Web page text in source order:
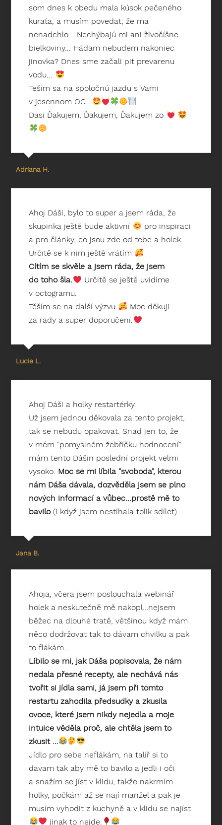
som dnes k obedu mala kúsok pečeného
kuraťa, a musím povedat, že ma
nenadchlo... Nechýbajú mi ani živočíšne
bielkoviny... Hádam nebudem nakoniec
jinovka? Dnes sme začali pit prevarenu
vodu...
Teším sa na spoločnú jazdu s Vami
v jesennom OG...
Dasi Ďakujem, Ďakujem, Ďakujem zo
Adriana H.
Ahoj Dáši, bylo to super a jsem ráda, že
skupinka ještě bude aktivní
pro inspiraci
a pro články, co jsou zde od tebe a holek.
Určitě se k nim ještě vrátím
Cítím se skvěle a jsem ráda, že jsem
do toho šla.
Určitě se ještě uvidíme
v octogramu.
Těším se na další výzvu
Moc děkuji
za rady a super doporučení.
Lucie L.
Ahoj Dáši a holky restartérky.
Už jsem jednou děkovala za tento projekt,
tak se nebudu opakovat. Snad jen to, že
v mém "pomyslném žebříčku hodnocení"
mám tento Dášin poslední projekt velmi
vysoko. Moc se mi líbila "svoboda", kterou
nám Dáša dávala, dozvěděla jsem se plno
nových informací a vůbec...prostě mě to
bavilo(i když jsem nestíhala tolik sdílet).
Jana B.
Ahoja, včera jsem poslouchala webinář
holek a neskutečně mě nakopl…nejsem
běžec na dlouhé tratě, většinou když mám
něco dodržovat tak to dávam chvilku a pak
to flákám…
Líbilo se mi, jak Dáša popisovala, že nám
nedala přesné recepty, ale nechává nás
tvořit si jídla sami, já jsem při tomto
restartu zahodila předsudky a zkusila
ovoce, které jsem nikdy nejedla a moje
intuice věděla proč, ale chtěla jsem to
zkusit …
Jídlo pro sebe neflákám, na talíř si to
davam tak aby mě to bavilo a jedli i oči
a snažím se jíst v klidu, takže nakrmím
holky, počkám až se nají manžel a pak je
musím vyhodit z kuchyně a v klidu se najíst
jinak to nejde.